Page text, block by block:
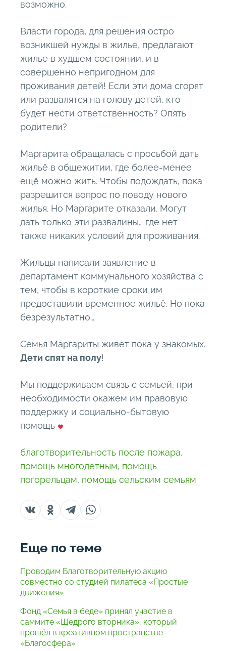
возможно.
Власти города, для решения остро
возникшей нужды в жилье, предлагают
жилье в худшем состоянии, и в
совершенно непригодном для
проживания детей! Если эти дома сгорят
или развалятся на голову детей, кто
будет нести ответственность? Опять
родители?
Маргарита обращалась с просьбой дать
жильё в общежитии, где более-менее
ещё можно жить. Чтобы подождать, пока
разрешится вопрос по поводу нового
жилья. Но Маргарите отказали. Могут
дать только эти развалины… где нет
также никаких условий для проживания.
Жильцы написали заявление в
департамент коммунального хозяйства с
тем, чтобы в короткие сроки им
предоставили временное жильё. Но пока
безрезультатно…
Семья Маргариты живет пока у знакомых.
Дети спят на полу!
Мы поддерживаем связь с семьей, при
необходимости окажем им правовую
поддержку и социально-бытовую
помощь
благотворительность после пожара,
помощь многодетным, помощь
погорельцам, помощь сельским семьям
Еще по теме
Проводим Благотворительную акцию
совместно со студией пилатеса «Простые
движения»
Фонд «Семья в беде» принял участие в
саммите «Щедрого вторника», который
прошёл в креативном пространстве
«Благосфера»